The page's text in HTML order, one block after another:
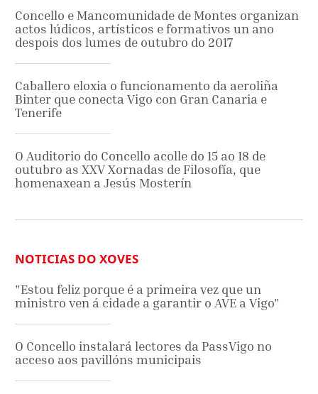
Concello e Mancomunidade de Montes organizan
actos lúdicos, artísticos e formativos un ano
despois dos lumes de outubro do 2017
Caballero eloxia o funcionamento da aeroliña
Binter que conecta Vigo con Gran Canaria e
Tenerife
O Auditorio do Concello acolle do 15 ao 18 de
outubro as XXV Xornadas de Filosofía, que
homenaxean a Jesús Mosterín
NOTICIAS DO XOVES
"Estou feliz porque é a primeira vez que un
ministro ven á cidade a garantir o AVE a Vigo"
O Concello instalará lectores da PassVigo no
acceso aos pavillóns municipais